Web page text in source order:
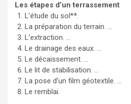
Les étapes d’un terrassement
L’étude du sol**.
La préparation du terrain. …
L’extraction. …
Le drainage des eaux. …
Le décaissement. …
Le lit de stabilisation. …
La pose d’un film géotextile. …
Le remblai.